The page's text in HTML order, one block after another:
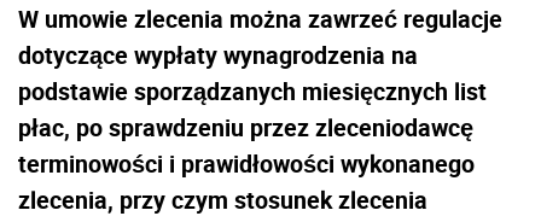
W umowie zlecenia można zawrzeć regulacje
dotyczące wypłaty wynagrodzenia na
podstawie sporządzanych miesięcznych list
płac, po sprawdzeniu przez zleceniodawcę
terminowości i prawidłowości wykonanego
zlecenia, przy czym stosunek zlecenia